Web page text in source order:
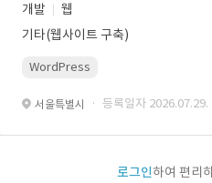
개발
웹
기타(웹사이트 구축)
WordPress
서울특별시 · 등록일자 2026.07.29.
로그인하여 편리